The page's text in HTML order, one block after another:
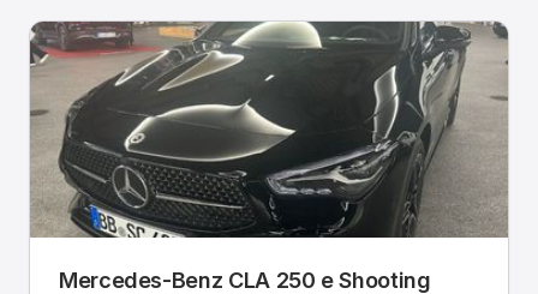
Mercedes-Benz CLA 250 e Shooting